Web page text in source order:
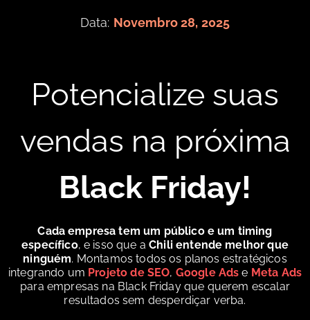
Data: Novembro 28, 2025
Potencialize suas
vendas na próxima
Black Friday!
Cada empresa tem um público e um timing
específico, e isso que aChili entende melhor que
ninguém. Montamos todos os planos estratégicos
integrando um Projeto de SEO, Google Ads e Meta Ads
para empresas na Black Friday que querem escalar
resultados sem desperdiçar verba.